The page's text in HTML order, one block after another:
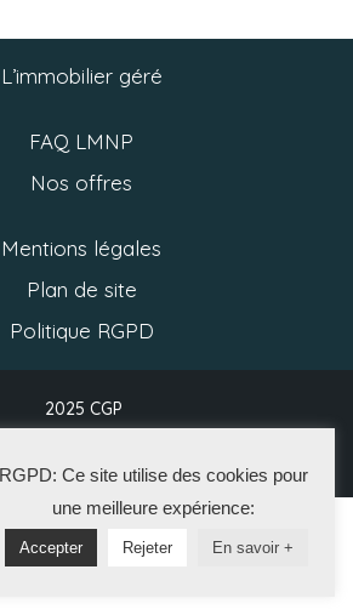
L’immobilier géré
FAQ LMNP
Nos offres
Mentions légales
Plan de site
Politique RGPD
2025 CGP
RGPD: Ce site utilise des cookies pour
une meilleure expérience:
Accepter Rejeter En savoir +